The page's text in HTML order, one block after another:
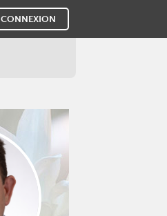
CONNEXION